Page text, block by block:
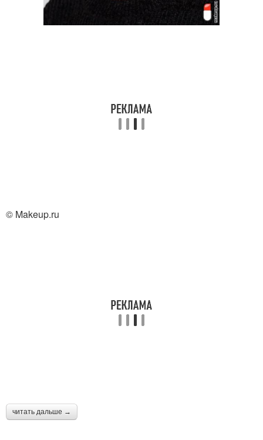
© Makeup.ru
читать дальше →